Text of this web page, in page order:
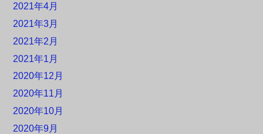
2021年4月
2021年3月
2021年2月
2021年1月
2020年12月
2020年11月
2020年10月
2020年9月